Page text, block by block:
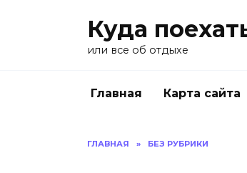
Куда
или все об отдыхе
Главная Карта сайта
ГЛАВНАЯ » БЕЗ РУБРИКИ